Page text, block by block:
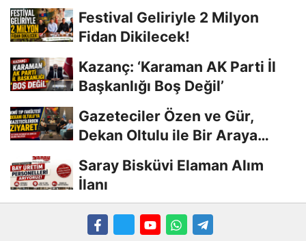
Festival Geliriyle 2 Milyon
Fidan Dikilecek!
Kazanç: ‘Karaman AK Parti İl
Başkanlığı Boş Değil’
Gazeteciler Özen ve Gür,
Dekan Oltulu ile Bir Araya
Saray Bisküvi Elaman Alım
İlanı